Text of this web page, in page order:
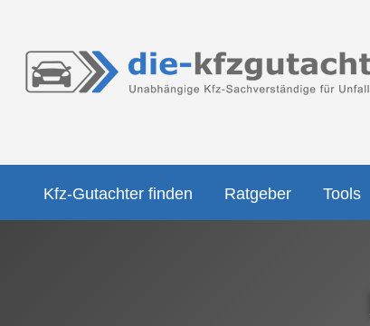
Kfz-Gutachter finden Ratgeber Tools